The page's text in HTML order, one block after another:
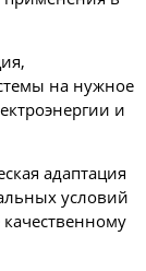
на нужное
и
адаптация
условий
качественному